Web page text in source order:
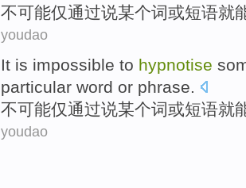
不可能仅通过说某个词或短语就
youdao
It is impossible to hypnotise
particular word or phrase
不可能仅通过说某个词或短语就
youdao